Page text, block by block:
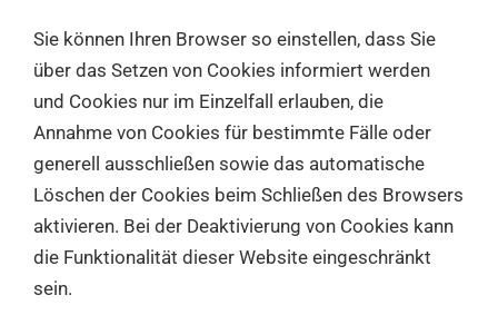
Sie können Ihren Browser so einstellen, dass Sie
über das Setzen von Cookies informiert werden
und Cookies nur im Einzelfall erlauben, die
Annahme von Cookies für bestimmte Fälle oder
generell ausschließen sowie das automatische
Löschen der Cookies beim Schließen des Browsers
aktivieren. Bei der Deaktivierung von Cookies kann
die Funktionalität dieser Website eingeschränkt
sein.